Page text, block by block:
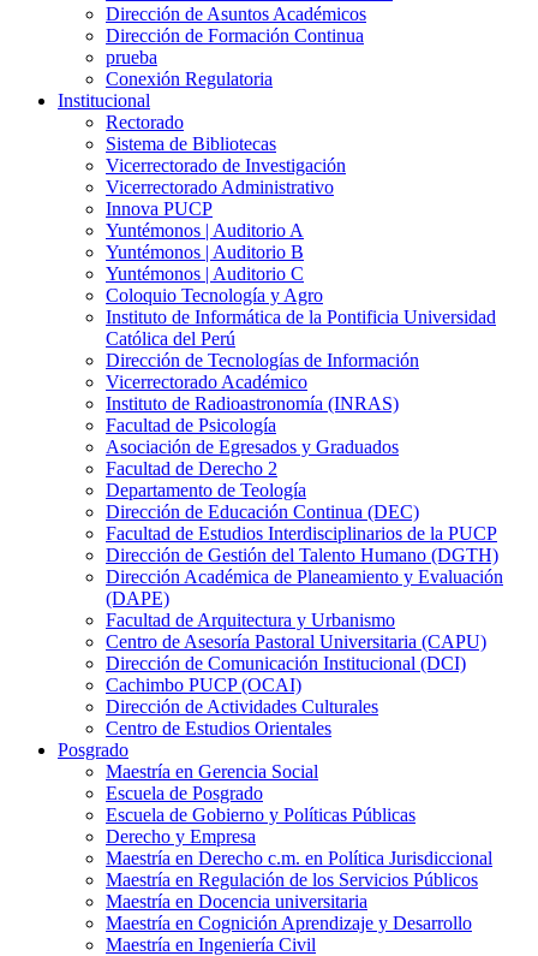
Dirección de Asuntos Académicos
Dirección de Formación Continua
prueba
Conexión Regulatoria
Institucional
Rectorado
Sistema de Bibliotecas
Vicerrectorado de Investigación
Vicerrectorado Administrativo
Innova PUCP
Yuntémonos | Auditorio A
Yuntémonos | Auditorio B
Yuntémonos | Auditorio C
Coloquio Tecnología y Agro
Instituto de Informática de la Pontificia Universidad
Católica del Perú
Dirección de Tecnologías de Información
Vicerrectorado Académico
Instituto de Radioastronomía (INRAS)
Facultad de Psicología
Asociación de Egresados y Graduados
Facultad de Derecho 2
Departamento de Teología
Dirección de Educación Continua (DEC)
Facultad de Estudios Interdisciplinarios de la PUCP
Dirección de Gestión del Talento Humano (DGTH)
Dirección Académica de Planeamiento y Evaluación
(DAPE)
Facultad de Arquitectura y Urbanismo
Centro de Asesoría Pastoral Universitaria (CAPU)
Dirección de Comunicación Institucional (DCI)
Cachimbo PUCP (OCAI)
Dirección de Actividades Culturales
Centro de Estudios Orientales
Posgrado
Maestría en Gerencia Social
Escuela de Posgrado
Escuela de Gobierno y Políticas Públicas
Derecho y Empresa
Maestría en Derecho c.m. en Política Jurisdiccional
Maestría en Regulación de los Servicios Públicos
Maestría en Docencia universitaria
Maestría en Cognición Aprendizaje y Desarrollo
Maestría en Ingeniería Civil